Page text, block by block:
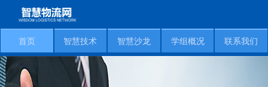
首页 智慧技术 智慧沙龙 学组概况 联系我们